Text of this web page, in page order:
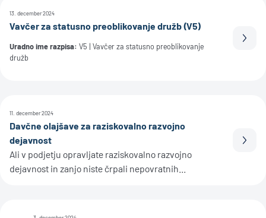
13. december 2024
Vavčer za statusno preoblikovanje družb (V5)
Uradno ime razpisa: V5 | Vavčer za statusno preoblikovanje
družb
11. december 2024
Davčne olajšave za raziskovalno razvojno
dejavnost
Ali v podjetju opravljate raziskovalno razvojno
dejavnost in zanjo niste črpali nepovratnih...